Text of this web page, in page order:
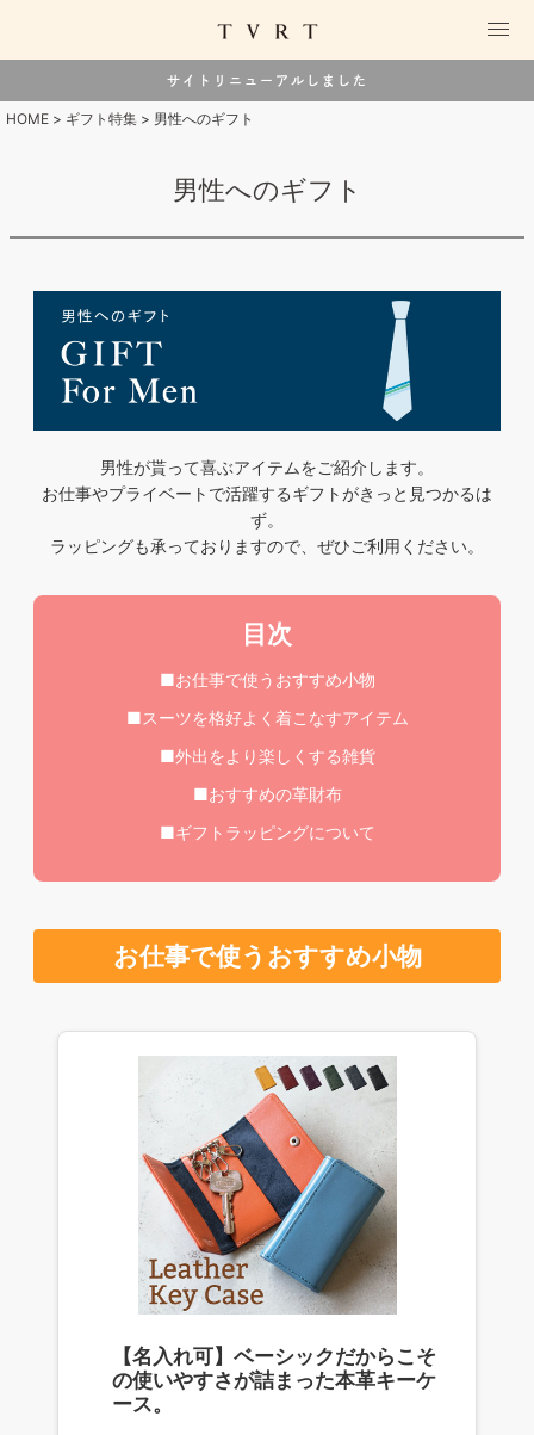
サイトリニューアルしました
HOME ギフト特集 男性へのギフト
男性へのギフト
男性が貰って喜ぶアイテムをご紹介します。
お仕事やプライベートで活躍するギフトがきっと見つかるは
ず。
ラッピングも承っておりますので、ぜひご利用ください。
目次
■お仕事で使うおすすめ小物
■スーツを格好よく着こなすアイテム
■外出をより楽しくする雑貨
■おすすめの革財布
■ギフトラッピングについて
お仕事で使うおすすめ小物
【名入れ可】ベーシックだからこそ
の使いやすさが詰まった本革キーケ
ース。